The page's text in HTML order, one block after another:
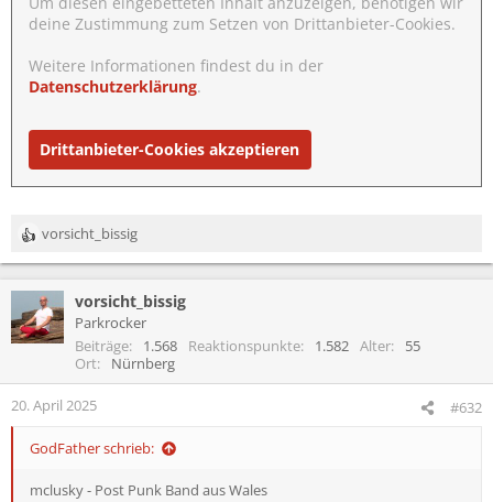
deine Zustimmung zum Setzen von Drittanbieter-Cookies.
Weitere Informationen findest du in der
Datenschutzerklärung.
Drittanbieter-Cookies akzeptieren
R
e
t
i
n
e
vorsicht_bissig
vorsicht_bissig
Parkrocker
Beiträge
1.568 Reaktionspunkte 1.582 Alter
55
Ort
Nürnberg
20. April 2025 #632
GodFather schrieb:
mclusky - Post Punk Band aus Wales